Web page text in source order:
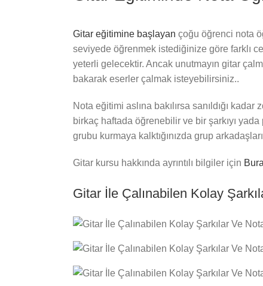
Gitar eğitimine başlayan çoğu öğrenci nota
seviyede öğrenmek istediğinize göre farklı
yeterli gelecektir. Ancak unutmayın gitar
bakarak eserler çalmak isteyebilirsiniz..
Nota eğitimi aslına bakılırsa sanıldığı
birkaç haftada öğrenebilir ve bir şarkıyı
grubu kurmaya kalktığınızda grup
Gitar kursu hakkında ayrıntılı bilgiler için
Gitar İle Çalınabilen Kolay